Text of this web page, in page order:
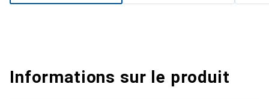
Informations sur le produit